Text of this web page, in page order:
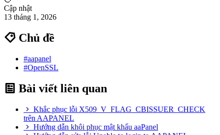
Cập nhật
13 tháng 1, 2026
Chủ đề
#aapanel
#OpenSSL
Bài viết liên quan
Khắc phục lỗi X509_V_FLAG_CBISSUER_CHECK
trên AAPANEL
Hướng dẫn khôi phục mật khẩu aaPanel